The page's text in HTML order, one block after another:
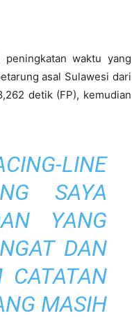
waktu yang
asal Sulawesi dari
detik (FP), kemudian
LINE
SAYA
YANG
DAN
CATATAN
MASIH